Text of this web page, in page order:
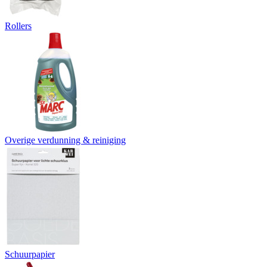
Rollers
Overige verdunning & reiniging
Schuurpapier